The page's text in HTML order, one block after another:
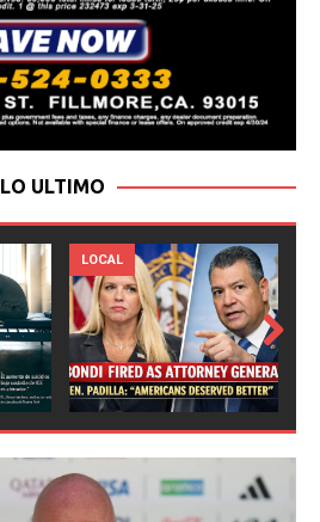
LO ULTIMO
NOTICIAS
Next